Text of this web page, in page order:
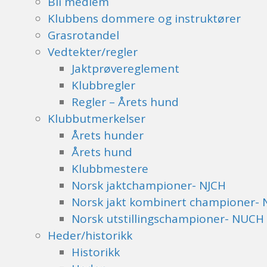
Klubbens dommere og instruktører
Grasrotandel
Vedtekter/regler
Jaktprøvereglement
Klubbregler
Regler – Årets hund
Klubbutmerkelser
Årets hunder
Årets hund
Klubbmestere
Norsk jaktchampioner- NJCH
Norsk jakt kombinert championer-
Norsk utstillingschampioner- NUCH
Heder/historikk
Historikk